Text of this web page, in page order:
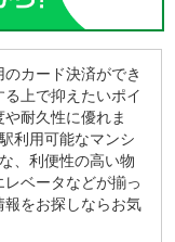
カード決済ができ
上で抑えたいポイ
耐久性に優れま
利用可能なマンシ
、利便性の高い物
ベータなどが揃っ
をお探しならお気